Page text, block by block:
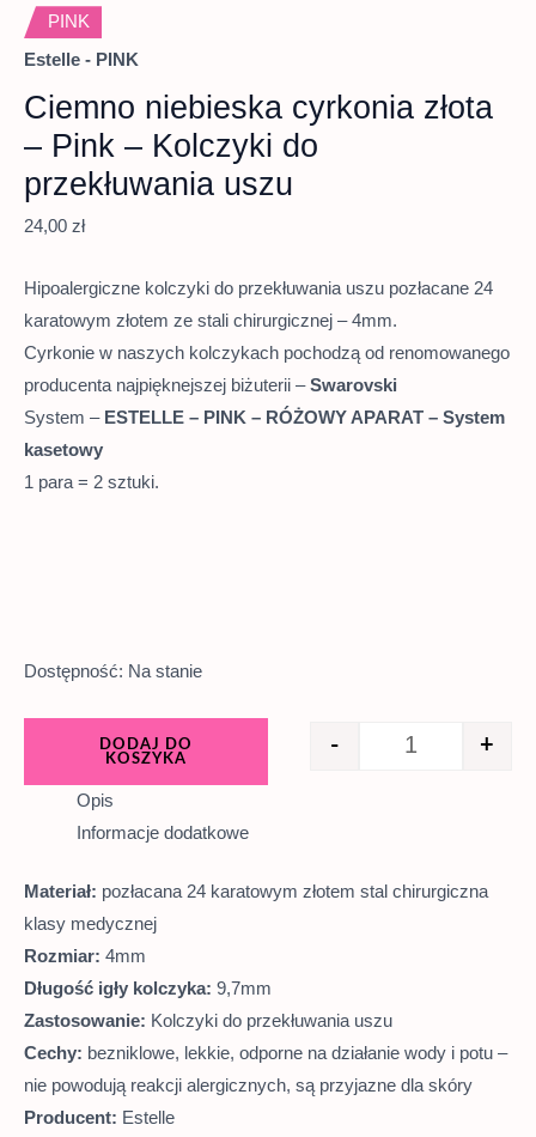
PINK
Estelle - PINK
Ciemno niebieska cyrkonia złota
– Pink – Kolczyki do
przekłuwania uszu
24,00 zł
Hipoalergiczne kolczyki do przekłuwania uszu pozłacane 24
karatowym złotem ze stali chirurgicznej – 4mm.
Cyrkonie w naszych kolczykach pochodzą od renomowanego
producenta najpięknejszej biżuterii –Swarovski
System – ESTELLE – PINK – RÓŻOWY APARAT – System
kasetowy
1 para = 2 sztuki.
Dostępność: Na stanie
- +
DODAJ DO
KOSZYKA
Opis
Informacje dodatkowe
Materiał: pozłacana 24 karatowym złotem stal chirurgiczna
klasy medycznej
Rozmiar: 4mm
Długość igły kolczyka: 9,7mm
Zastosowanie: Kolczyki do przekłuwania uszu
Cechy: bezniklowe, lekkie, odporne na działanie wody i potu –
nie powodują reakcji alergicznych, są przyjazne dla skóry
Producent: Estelle